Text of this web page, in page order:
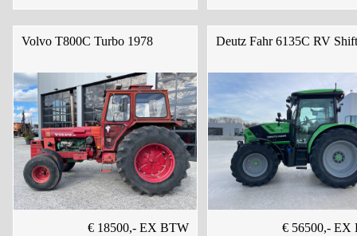
Volvo T800C Turbo 1978
€ 18500,- EX BTW
Deutz Fahr 6135C RV
€ 56500,- EX